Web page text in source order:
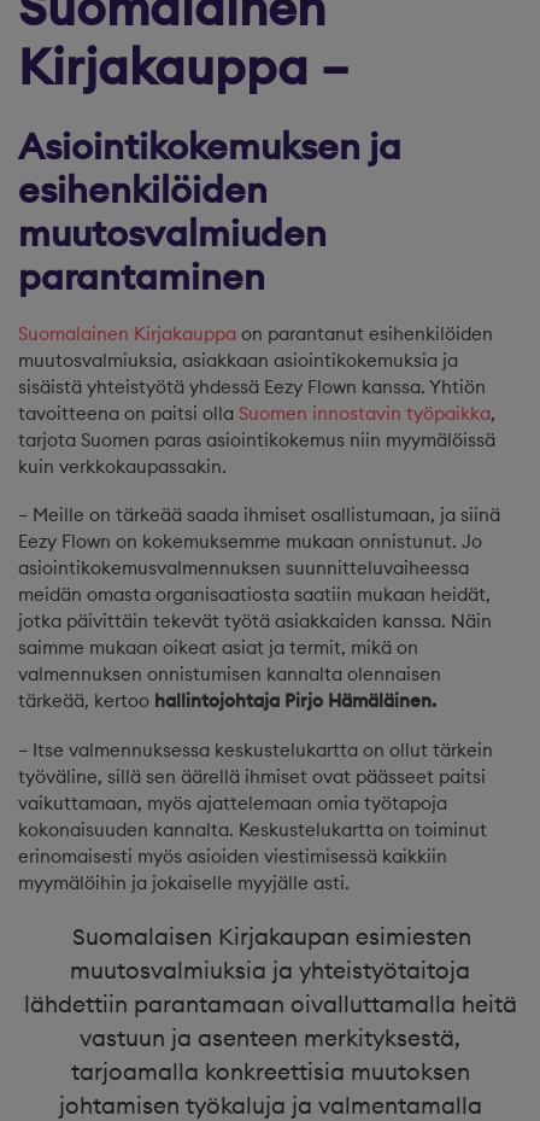
Kirjakauppa –
Asiointikokemuksen ja
esihenkilöiden
muutosvalmiuden
parantaminen
Suomalainen Kirjakauppa on parantanut esihenkilöiden
muutosvalmiuksia, asiakkaan asiointikokemuksia ja
sisäistä yhteistyötä yhdessä Eezy Flown kanssa. Yhtiön
tavoitteena on paitsi olla Suomen innostavin työpaikka,
tarjota Suomen paras asiointikokemus niin myymälöissä
kuin verkkokaupassakin.
– Meille on tärkeää saada ihmiset osallistumaan, ja siinä
Eezy Flown on kokemuksemme mukaan onnistunut. Jo
asiointikokemusvalmennuksen suunnitteluvaiheessa
meidän omasta organisaatiosta saatiin mukaan heidät,
jotka päivittäin tekevät työtä asiakkaiden kanssa. Näin
saimme mukaan oikeat asiat ja termit, mikä on
valmennuksen onnistumisen kannalta olennaisen
tärkeää, kertoo hallintojohtaja Pirjo Hämäläinen.
– Itse valmennuksessa keskustelukartta on ollut tärkein
työväline, sillä sen äärellä ihmiset ovat päässeet paitsi
vaikuttamaan, myös ajattelemaan omia työtapoja
kokonaisuuden kannalta. Keskustelukartta on toiminut
erinomaisesti myös asioiden viestimisessä kaikkiin
myymälöihin ja jokaiselle myyjälle asti.
Suomalaisen Kirjakaupan esimiesten
muutosvalmiuksia ja yhteistyötaitoja
lähdettiin parantamaan oivalluttamalla heitä
vastuun ja asenteen merkityksestä,
tarjoamalla konkreettisia muutoksen
johtamisen työkaluja ja valmentamalla